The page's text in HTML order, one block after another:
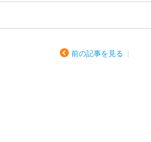
前の記事を見る